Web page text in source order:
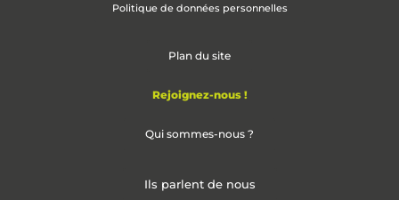
Politique de données personnelles
Plan du site
Rejoignez-nous !
Qui sommes-nous ?
Ils parlent de nous